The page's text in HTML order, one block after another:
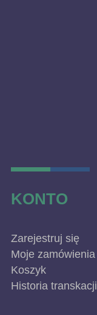
KONTO
Zarejestruj się
Moje zamówienia
Koszyk
Historia transkacji